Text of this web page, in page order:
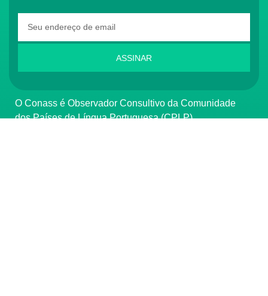
ASSINAR
O Conass é Observador Consultivo da Comunidade
dos Países de Língua Portuguesa (CPLP)